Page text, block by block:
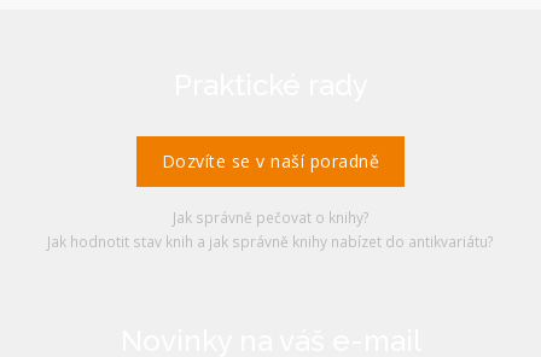
Dozvíte se v naší poradně
Jak správně pečovat o knihy?
Jak hodnotit stav knih a jak správně knihy nabízet do antikvariátu?